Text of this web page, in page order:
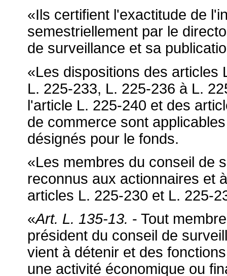
«Ils certifient l'exactitude de
semestriellement par le
de surveillance et sa
«Les dispositions des articles
L. 225-233, L. 225-236 à L.
l'article L. 225-240 et des
de commerce sont
désignés pour le fonds.
«Les membres du conseil de
reconnus aux actionnaires et
articles L. 225-230 et L. 225-
«Art. L. 135-13. - Tout
président du conseil de
vient à détenir et des
une activité économique ou